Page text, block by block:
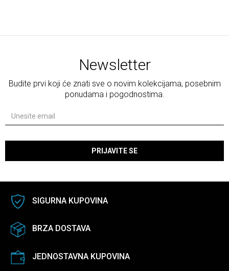
Newsletter
Budite prvi koji će znati sve o novim kolekcijama, posebnim
ponudama i pogodnostima.
PRIJAVITE SE
SIGURNA KUPOVINA
BRZA DOSTAVA
JEDNOSTAVNA KUPOVINA